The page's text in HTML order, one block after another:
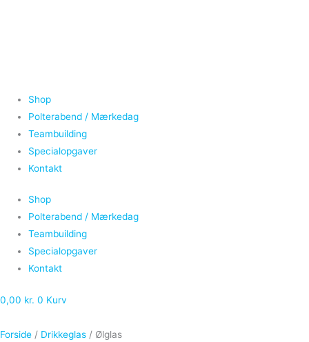
Shop
Polterabend / Mærkedag
Teambuilding
Specialopgaver
Kontakt
Shop
Polterabend / Mærkedag
Teambuilding
Specialopgaver
Kontakt
0,00 kr. 0 Kurv
Forside / Drikkeglas / Ølglas